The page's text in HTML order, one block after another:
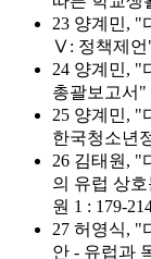
23 양계민, "
Ⅴ: 정책제언
24 양계민, "
총괄보고서"
25 양계민, "
한국청소년
26 김태원, "
의 유럽 상
원 1 : 179-
27 허영식, "
안 - 유럽과